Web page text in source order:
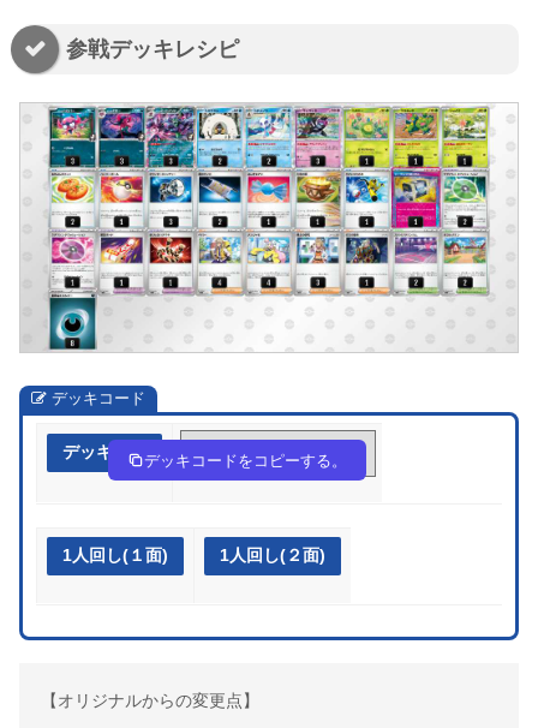
参戦デッキレシピ
デッキコード
デッキ作成 yESyy2-GIJUij-pMpSyp
デッキコードをコピーする。
1人回し(１面) 1人回し(２面)
【オリジナルからの変更点】